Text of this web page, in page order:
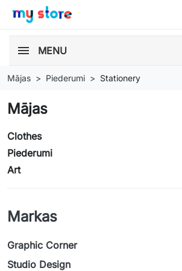
MENU
Mājas Piederumi Stationery
Mājas
Clothes
Piederumi
Art
Markas
Graphic Corner
Studio Design